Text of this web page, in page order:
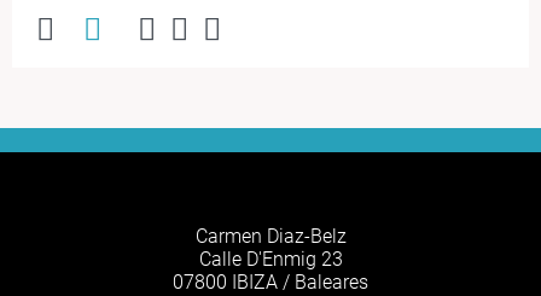
Carmen Diaz-Belz
Calle D'Enmig 23
07800 IBIZA / Baleares